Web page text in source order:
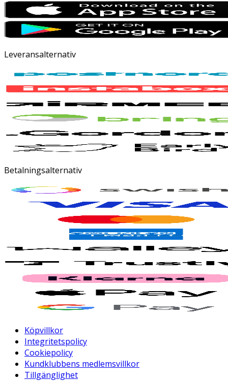
Leveransalternativ
Betalningsalternativ
Köpvillkor
Integritetspolicy
Cookiepolicy
Kundklubbens medlemsvillkor
Tillgänglighet